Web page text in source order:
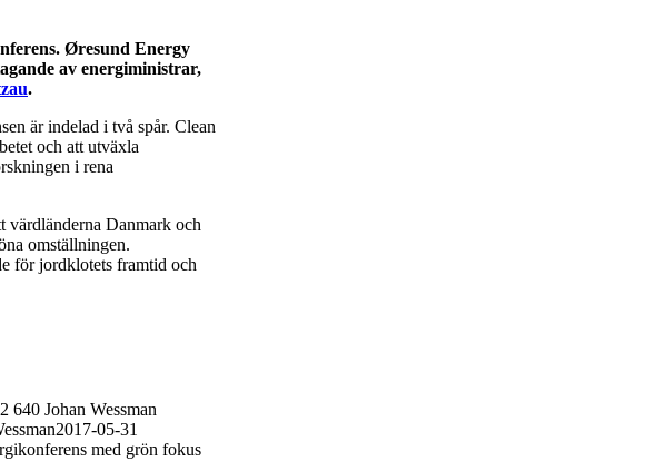
Øresund Energy
av energiministrar,
.
är indelad i två spår. Clean
och att utväxla
i rena
värdländerna Danmark och
omställningen.
för jordklotets framtid och
640 Johan Wessman
2017-05-31
med grön fokus